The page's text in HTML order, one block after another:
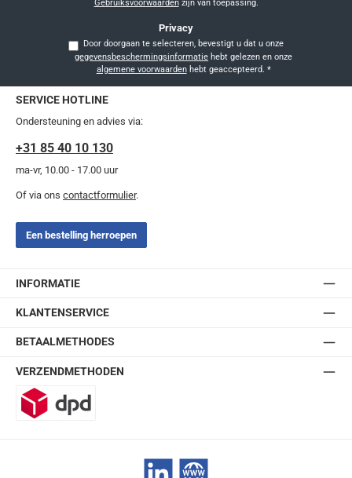
Gebruiksvoorwaardenzijn van toepassing.
Privacy
Door doorgaan te selecteren, bevestigt u dat u onze
gegevensbeschermingsinformatie
algemene voorwaardenhebt geaccepteerd. *
SERVICE HOTLINE
Ondersteuning en advies via:
+31 85 40 10 130
ma-vr, 10.00 - 17.00 uur
Of via ons contactformulier.
Een bestelling herroepen
INFORMATIE
KLANTENSERVICE
BETAALMETHODES
VERZENDMETHODEN